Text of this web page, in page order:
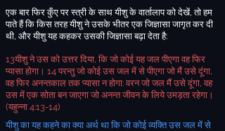
एक बार फिर कुँए पर स्त्री के साथ यीशु के वार्तालाप को देखें,तो हम
पाते हैं कि किस तरह यीशु ने उसके भीतर एक जिज्ञासा जागृत कर दी
थी, और यीशु यह कहकर उसकी जिज्ञासा बढ़ा देता है:
13यीशु ने उस को उत्तर दिया,कि जो कोई यह जल पीएगा वह फिर
प्यासा होगा। 14परन्तु जो कोई उस जल में से पीएगा जो मैं उसे दूंगा,
वह फिर अनन्तकाल तक प्यासा न होगा:वरन जो जल मैं उसे दूंगा,वह
उस में एक सोता बन जाएगा जो अनन्त जीवन के लिये उमड़ता रहेगा।
(यहुन्ना 4:13-14)
यीशु का यह कहने का क्या अर्थ था कि जो कोई व्यक्ति उस जल में से